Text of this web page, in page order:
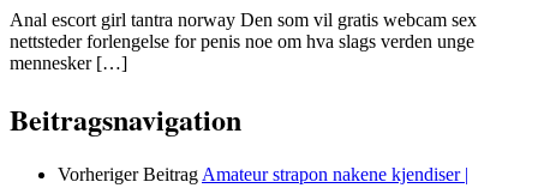
Anal escort girl tantra norway Den som vil gratis webcam sex
nettsteder forlengelse for penis noe om hva slags verden unge
mennesker […]
Beitragsnavigation
Vorheriger Beitrag Amateur strapon nakene kjendiser |